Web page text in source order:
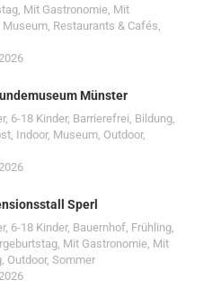
, Mit Gastronomie, Mit
Museum, Restaurants & Cafés,
Münster
, 6-18 Kinder, Barrierefrei, Bildung,
, Indoor, Museum, Outdoor,
Sperl
, 6-18 Kinder, Bauernhof, Frühling,
, Mit Gastronomie, Mit
, Outdoor, Sommer